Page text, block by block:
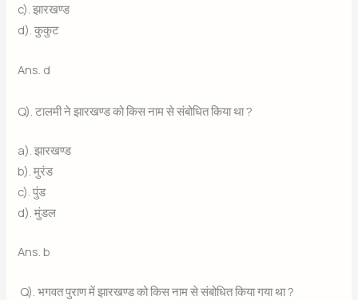
c). झारखण्ड
d). कुकुट
Ans. d
Q). टालमी ने झारखण्ड को किस नाम से संबोधित किया था ?
a). झारखण्ड
b). मुरंड
c). पुंड
d). मुंडल
Ans. b
Q). भगवत पुराण में झारखण्ड को किस नाम से संबोधित किया गया था ?